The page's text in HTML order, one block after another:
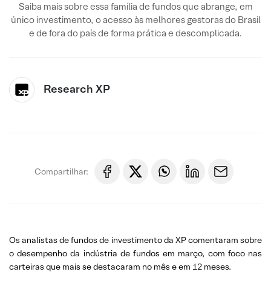
Saiba mais sobre essa família de fundos que abrange, em
único investimento, o acesso às melhores gestoras do Brasil
e de fora do país de forma prática e descomplicada.
Research XP
Compartilhar:
Os analistas de fundos de investimento da XP comentaram sobre
o desempenho da indústria de fundos em março, com foco nas
carteiras que mais se destacaram no mês e em 12 meses.